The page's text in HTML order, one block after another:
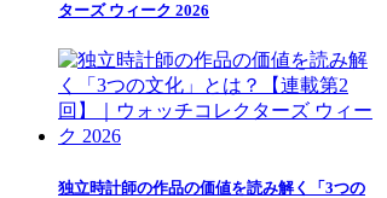
ターズ ウィーク 2026
独立時計師の作品の価値を読み解く「3つの